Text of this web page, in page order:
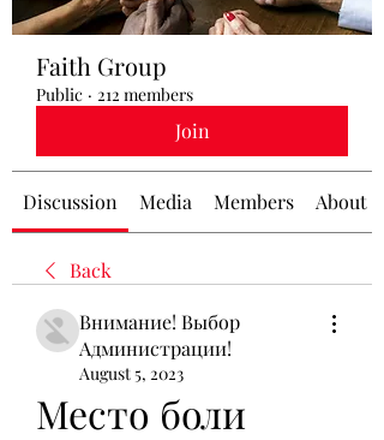
Faith Group
Public · 212 members
Join
Discussion Media Members About
Back
Внимание! Выбор
Администрации!
August 5, 2023
Место боли